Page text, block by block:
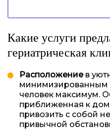
Какие услуги
гериатрическая
Расположениев
минимизированным
человек максимум.
приближенная к
привозить с собой
привычной